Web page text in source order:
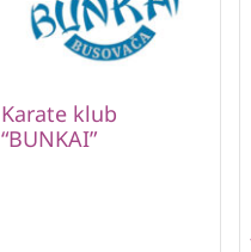
Karate klub
“BUNKAI”